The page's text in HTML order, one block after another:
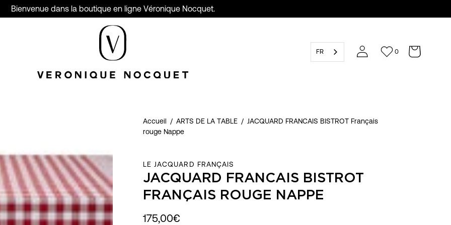
Bienvenue dans la boutique en ligne Véronique Nocquet.
FR 0
Accueil / ARTS DE LA TABLE / JACQUARD FRANCAIS BISTROT Français
rouge Nappe
LE JACQUARD FRANÇAIS
JACQUARD FRANCAIS BISTROT
FRANÇAIS ROUGE NAPPE
175,00€